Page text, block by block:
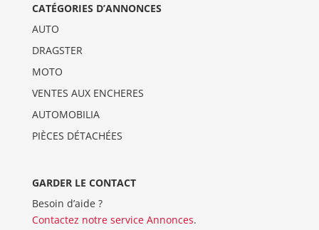
CATÉGORIES D’ANNONCES
AUTO
DRAGSTER
MOTO
VENTES AUX ENCHERES
AUTOMOBILIA
PIÈCES DÉTACHÉES
GARDER LE CONTACT
Besoin d’aide ?
Contactez notre service Annonces.